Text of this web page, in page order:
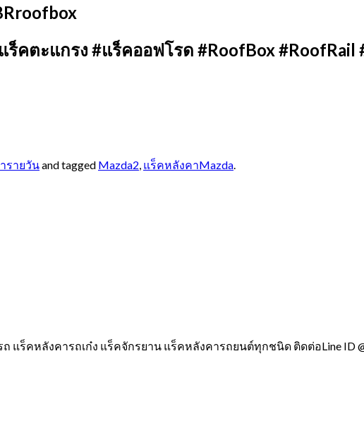
คตะแกรง #แร็คออฟโรด #RoofBox
รายวันand tagged Mazda2 แร็คหลังคาMazda
ร็คหลังคารถเก๋ง แร็คจักรยาน แร็คหลังคารถยนต์ทุกชนิด ติดต่อLine ID